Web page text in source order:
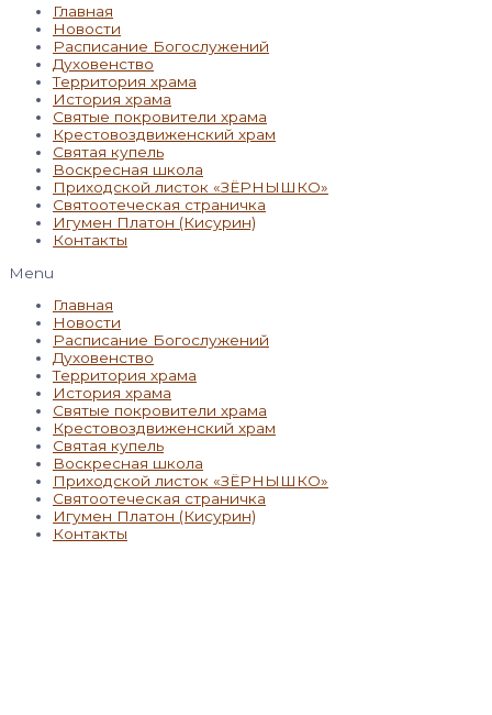
Главная
Новости
Расписание Богослужений
Духовенство
Территория храма
История храма
Святые покровители храма
Крестовоздвиженский храм
Святая купель
Воскресная школа
Приходской листок «ЗЁРНЫШКО»
Святоотеческая страничка
Игумен Платон (Кисурин)
Контакты
Menu
Главная
Новости
Расписание Богослужений
Духовенство
Территория храма
История храма
Святые покровители храма
Крестовоздвиженский храм
Святая купель
Воскресная школа
Приходской листок «ЗЁРНЫШКО»
Святоотеческая страничка
Игумен Платон (Кисурин)
Контакты